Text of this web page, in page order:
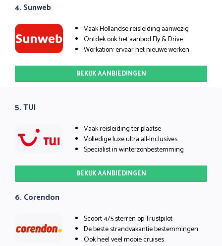
4. Sunweb
Vaak Hollandse reisleiding aanwezig
Ontdek ook het aanbod Fly & Drive
Workation: ervaar het nieuwe werken
BEKIJK AANBIEDINGEN
5. TUI
Vaak reisleiding ter plaatse
Volledige luxe ultra all-inclusives
Specialist in winterzonbestemming
BEKIJK AANBIEDINGEN
6. Corendon
Scoort 4/5 sterren op Trustpilot
De beste strandvakantie bestemmingen
Ook heel veel mooie cruises